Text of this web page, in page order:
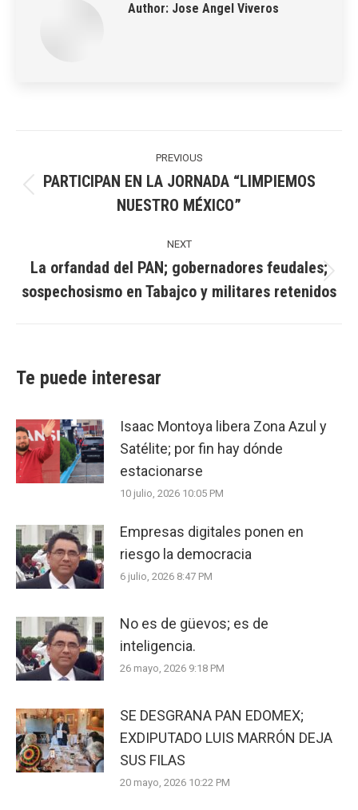
Author: Jose Angel Viveros
PREVIOUS
Previous
post:
PARTICIPAN EN LA JORNADA “LIMPIEMOS
NUESTRO MÉXICO”
NEXT
Next
post:
La orfandad del PAN; gobernadores feudales;
sospechosismo en Tabajco y militares retenidos
Te puede interesar
Isaac Montoya libera Zona Azul y
Satélite; por fin hay dónde
estacionarse
10 julio, 2026 10:05 PM
Empresas digitales ponen en
riesgo la democracia
6 julio, 2026 8:47 PM
No es de güevos; es de
inteligencia.
26 mayo, 2026 9:18 PM
SE DESGRANA PAN EDOMEX;
EXDIPUTADO LUIS MARRÓN DEJA
SUS FILAS
20 mayo, 2026 10:22 PM